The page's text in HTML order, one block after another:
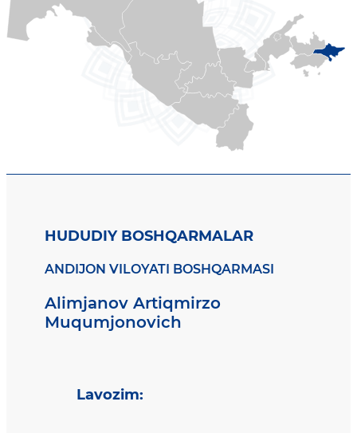
HUDUDIY BOSHQARMALAR
ANDIJON VILOYATI BOSHQARMASI
Alimjanov Artiqmirzo
Muqumjonovich
Lavozim: